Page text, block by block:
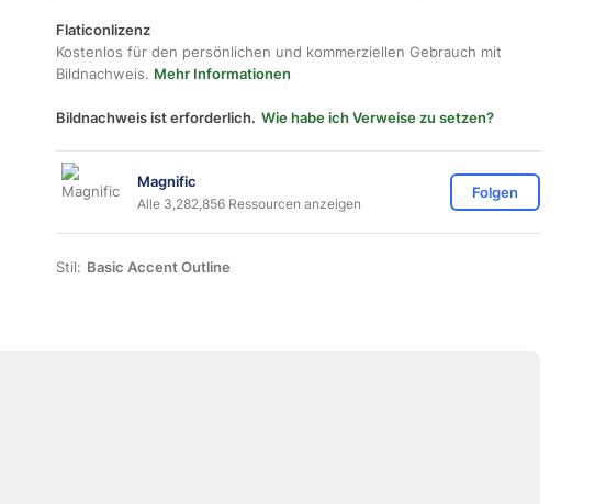
Flaticonlizenz
Kostenlos für den persönlichen und kommerziellen Gebrauch mit
Bildnachweis. Mehr Informationen
Bildnachweis ist erforderlich. Wie habe ich Verweise zu setzen?
Magnific
Alle 3,282,856 Ressourcen anzeigen
Folgen
Stil: Basic Accent Outline